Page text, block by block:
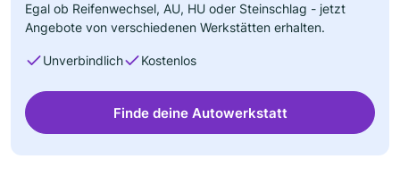
Egal ob Reifenwechsel, AU, HU oder Steinschlag - jetzt
Angebote von verschiedenen Werkstätten erhalten.
Unverbindlich Kostenlos
Finde deine Autowerkstatt